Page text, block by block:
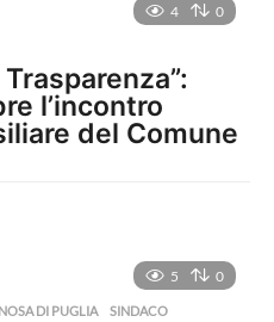
4 0
l’incontro
del Comune
5 0
DI PUGLIA ,SINDACO